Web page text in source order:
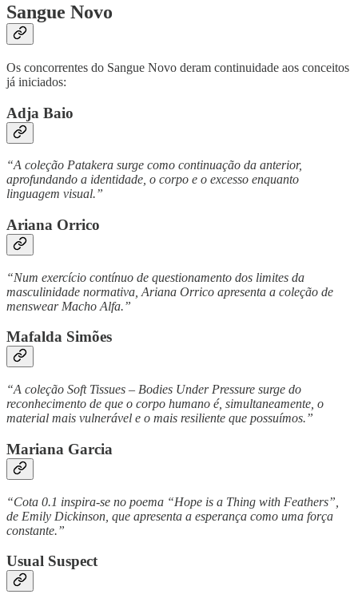
Sangue Novo
Os concorrentes do Sangue Novo deram continuidade aos conceitos
já iniciados:
Adja Baio
“A coleção Patakera surge como continuação da anterior,
aprofundando a identidade, o corpo e o excesso enquanto
linguagem visual.”
Ariana Orrico
“Num exercício contínuo de questionamento dos limites da
masculinidade normativa, Ariana Orrico apresenta a coleção de
menswear Macho Alfa.”
Mafalda Simões
“A coleção Soft Tissues – Bodies Under Pressure surge do
reconhecimento de que o corpo humano é, simultaneamente, o
material mais vulnerável e o mais resiliente que possuímos.”
Mariana Garcia
“Cota 0.1 inspira-se no poema “Hope is a Thing with Feathers”,
de Emily Dickinson, que apresenta a esperança como uma força
constante.”
Usual Suspect